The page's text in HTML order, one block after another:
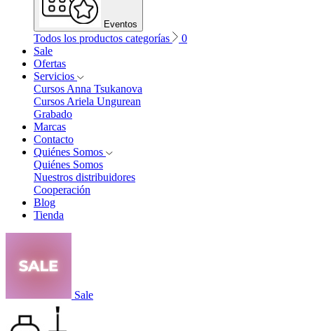
Eventos
Todos los productos categorías
0
Sale
Ofertas
Servicios
Cursos Anna Tsukanova
Cursos Ariela Ungurean
Grabado
Marcas
Contacto
Quiénes Somos
Quiénes Somos
Nuestros distribuidores
Cooperación
Blog
Tienda
Sale